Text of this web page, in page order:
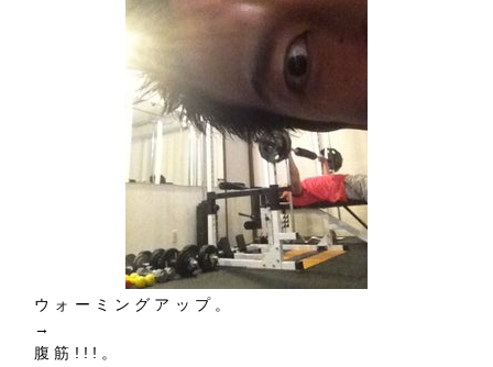
ウォーミングアップ。
→
腹筋!!!。